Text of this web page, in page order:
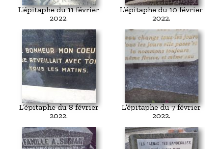
L’épitaphe du 11 février
2022.
L’épitaphe du 10 février
2022.
L’épitaphe du 8 février
2022.
L’épitaphe du 7 février
2022.